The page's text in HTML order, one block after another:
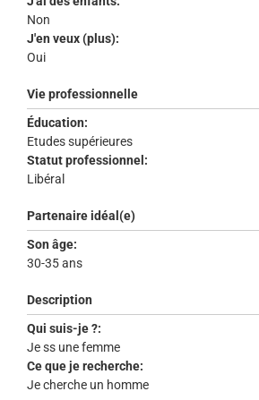
Non
J'en veux (plus):
Oui
Vie professionnelle
Éducation:
Etudes supérieures
Statut professionnel:
Libéral
Partenaire idéal(e)
Son âge:
30-35 ans
Description
Qui suis-je ?:
Je ss une femme
Ce que je recherche:
Je cherche un homme